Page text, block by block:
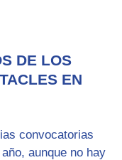
DE LOS
EN
convocatorias
aunque no hay